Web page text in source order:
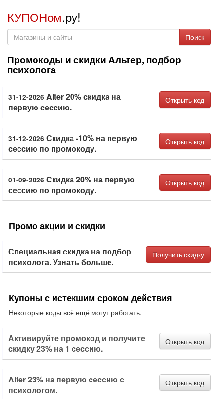
КУПОНом.ру!
Поиск
Промокоды и скидки Альтер, подбор
психолога
31-12-2026 Alter 20% скидка на
первую сессию.
Открыть код
31-12-2026 Скидка -10% на первую
сессию по промокоду.
Открыть код
01-09-2026 Скидка 20% на первую
сессию по промокоду.
Открыть код
Промо акции и скидки
Специальная скидка на подбор
психолога. Узнать больше.
Получить скидку
Купоны с истекшим сроком действия
Некоторые коды всё ещё могут работать.
Активируйте промокод и получите
скидку 23% на 1 сессию.
Открыть код
Alter 23% на первую сессию с
психологом.
Открыть код